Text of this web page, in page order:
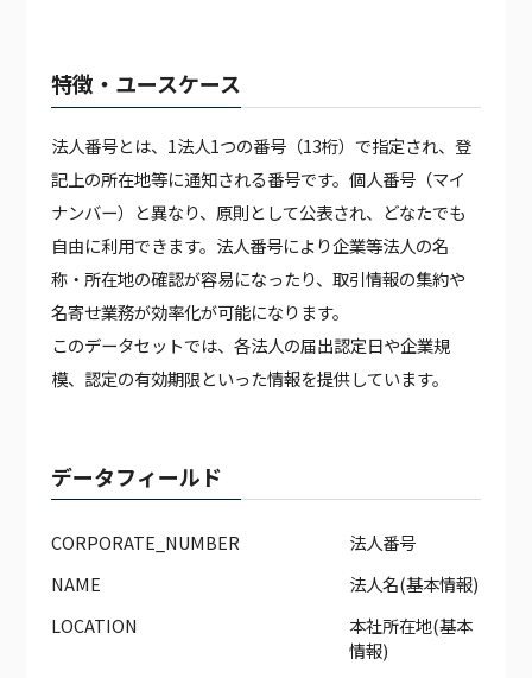
特徴・ユースケース
法人番号とは、1法人1つの番号（13桁）で指定され、登
記上の所在地等に通知される番号です。個人番号（マイ
ナンバー）と異なり、原則として公表され、どなたでも
自由に利用できます。法人番号により企業等法人の名
称・所在地の確認が容易になったり、取引情報の集約や
名寄せ業務が効率化が可能になります。
このデータセットでは、各法人の届出認定日や企業規
模、認定の有効期限といった情報を提供しています。
データフィールド
CORPORATE_NUMBER
法人番号
NAME
法人名(基本情報)
LOCATION
本社所在地(基本
情報)